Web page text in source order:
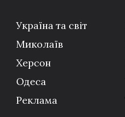
Україна та світ
Миколаїв
Херсон
Одеса
Реклама